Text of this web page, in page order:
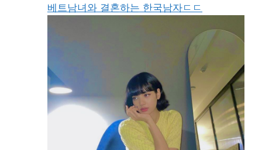
베트남녀와 결혼하는 한국남자ㄷㄷ